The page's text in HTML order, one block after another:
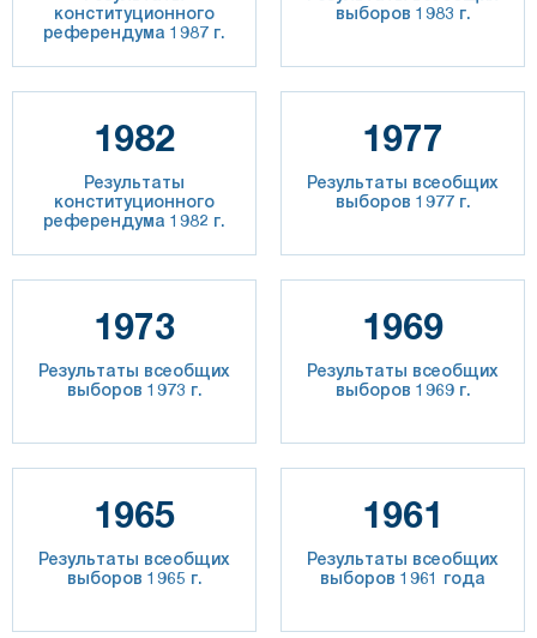
конституционного
референдума 1987 г.
выборов 1983 г.
1982
Результаты
конституционного
референдума 1982 г.
1977
Результаты всеобщих
выборов 1977 г.
1973
Результаты всеобщих
выборов 1973 г.
1969
Результаты всеобщих
выборов 1969 г.
1965
Результаты всеобщих
выборов 1965 г.
1961
Результаты всеобщих
выборов 1961 года